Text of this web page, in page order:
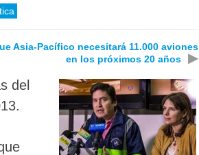
Asia-Pacífico necesitará 11.000 aviones
en los próximos 20 años
▶
del